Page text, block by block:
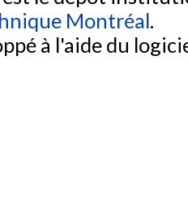
Montréal.
à l'aide du